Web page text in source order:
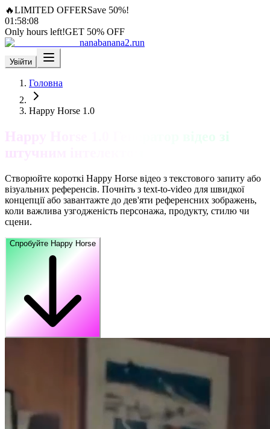
🔥LIMITED OFFERSave 50%!
01 :58:07
Only hours left!GET 50% OFF
nanabanana2.run
Увійти
Головна
Happy Horse 1.0
Happy Horse 1.0 Генератор відео зі
штучним інтелектом
Створюйте короткі Happy Horse відео з текстового запиту або
візуальних референсів. Почніть з text-to-video для швидкої
концепції або завантажте до дев'яти референсних зображень,
коли важлива узгодженість персонажа, продукту, стилю чи
сцени.
Спробуйте Happy Horse